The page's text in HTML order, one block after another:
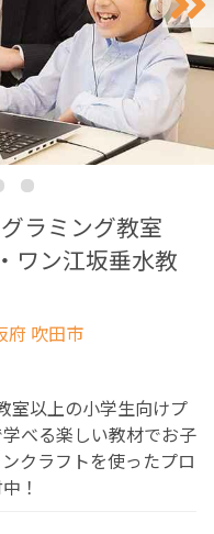
ラミング教室
ワン江坂垂水教
府 吹田市
以上の小学生向けプ
べる楽しい教材でお子
クラフトを使ったプロ
！